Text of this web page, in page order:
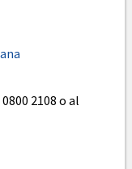
2108 o al